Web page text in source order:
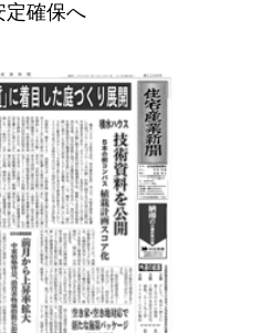
定確保へ